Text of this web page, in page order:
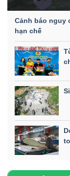
Cảnh báo nguy
hạn chế